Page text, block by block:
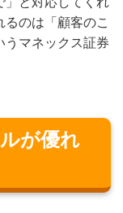
のは「顧客のこ
うマネックス証券
が優れ